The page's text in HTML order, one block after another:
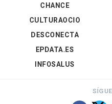
CHANCE
CULTURAOCIO
DESCONECTA
EPDATA.ES
INFOSALUS